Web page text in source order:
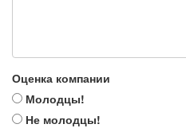
Оценка компании
Молодцы!
Не молодцы!